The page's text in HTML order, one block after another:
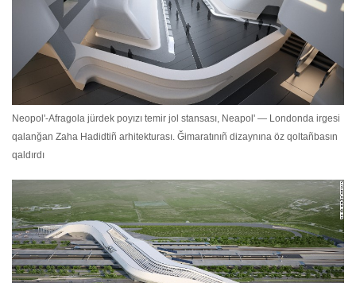
Neopol'-Afragola jürdek poyızı temir jol stansası, Neapol' — Londonda irgesi
qalanğan Zaha Hadidtiñ arhitekturası. Ğimaratınıñ dizaynına öz qoltañbasın
qaldırdı